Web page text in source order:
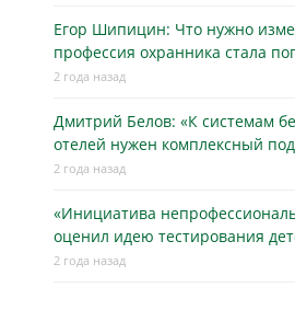
Егор Шипицин: Что нужно
профессия охранника стала
2 года назад
Дмитрий Белов: «К системам
отелей нужен комплексный
2 года назад
«Инициатива
оценил идею тестирования
2 года назад